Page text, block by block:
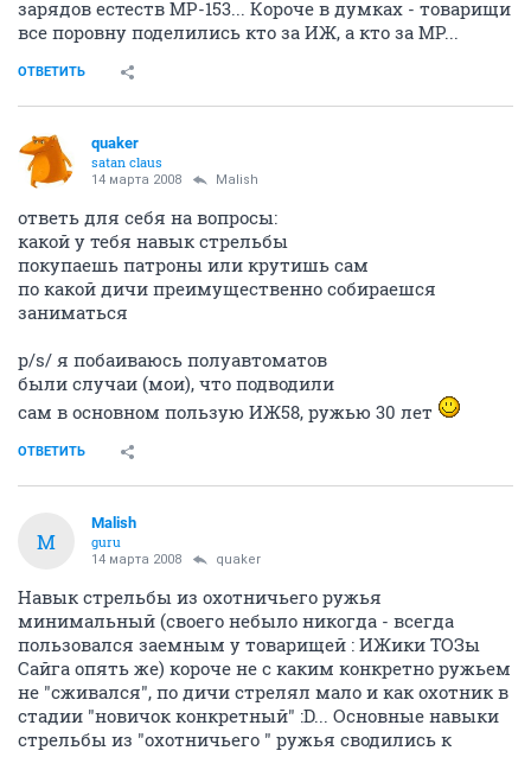
зарядов естеств МР-153... Короче в думках - товарищи
все поровну поделились кто за ИЖ, а кто за МР...
ОТВЕТИТЬ
quaker
satan claus
14 марта 2008 Malish
ответь для себя на вопросы:
какой у тебя навык стрельбы
покупаешь патроны или крутишь сам
по какой дичи преимущественно собираешся
заниматься
p/s/ я побаиваюсь полуавтоматов
были случаи (мои), что подводили
сам в основном пользую ИЖ58, ружью 30 лет
ОТВЕТИТЬ
M
Malish
guru
14 марта 2008 quaker
Навык стрельбы из охотничьего ружья
минимальный (своего небыло никогда - всегда
пользовался заемным у товарищей : ИЖики ТОЗы
Сайга опять же) короче не с каким конкретно ружьем
не "сживался", по дичи стрелял мало и как охотник в
стадии "новичок конкретный" :D... Основные навыки
стрельбы из "охотничьего " ружья сводились к